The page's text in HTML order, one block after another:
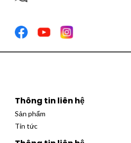
Thông tin liên hệ
Sản phẩm
Tin tức